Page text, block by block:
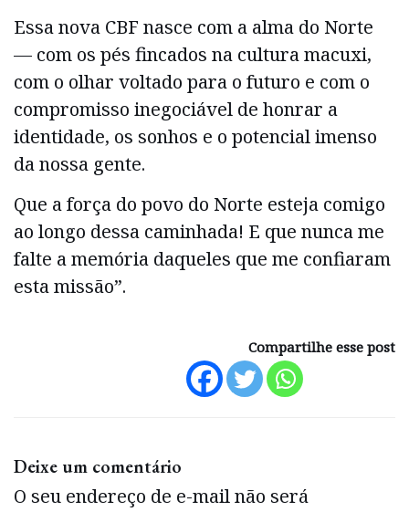
Essa nova CBF nasce com a alma do Norte
— com os pés fincados na cultura macuxi,
com o olhar voltado para o futuro e com o
compromisso inegociável de honrar a
identidade, os sonhos e o potencial imenso
da nossa gente.
Que a força do povo do Norte esteja comigo
ao longo dessa caminhada! E que nunca me
falte a memória daqueles que me confiaram
esta missão”.
Compartilhe esse post
Deixe um comentário
O seu endereço de e-mail não será